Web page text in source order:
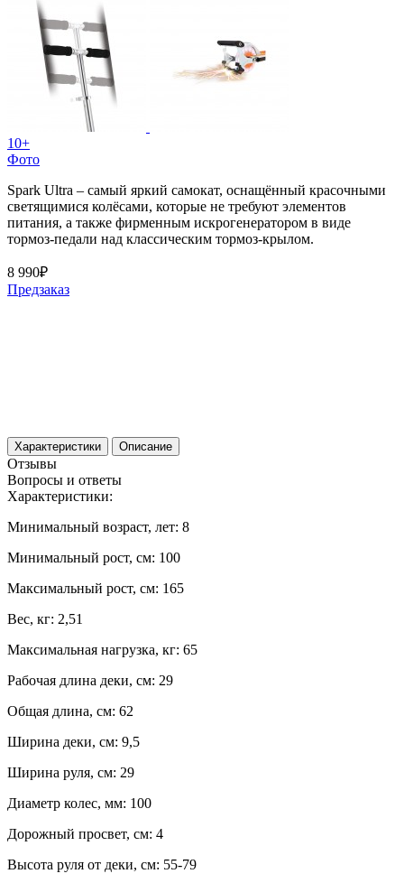
10+
Фото
Spark Ultra – самый яркий самокат, оснащённый красочными
светящимися колёсами, которые не требуют элементов
питания, а также фирменным искрогенератором в виде
тормоз-педали над классическим тормоз-крылом.
8 990₽
Предзаказ
Характеристики Описание
Отзывы
Вопросы и ответы
Характеристики:
Минимальный возраст, лет: 8
Минимальный рост, см: 100
Максимальный рост, см: 165
Вес, кг: 2,51
Максимальная нагрузка, кг: 65
Рабочая длина деки, см: 29
Общая длина, см: 62
Ширина деки, см: 9,5
Ширина руля, см: 29
Диаметр колес, мм: 100
Дорожный просвет, см: 4
Высота руля от деки, см: 55-79